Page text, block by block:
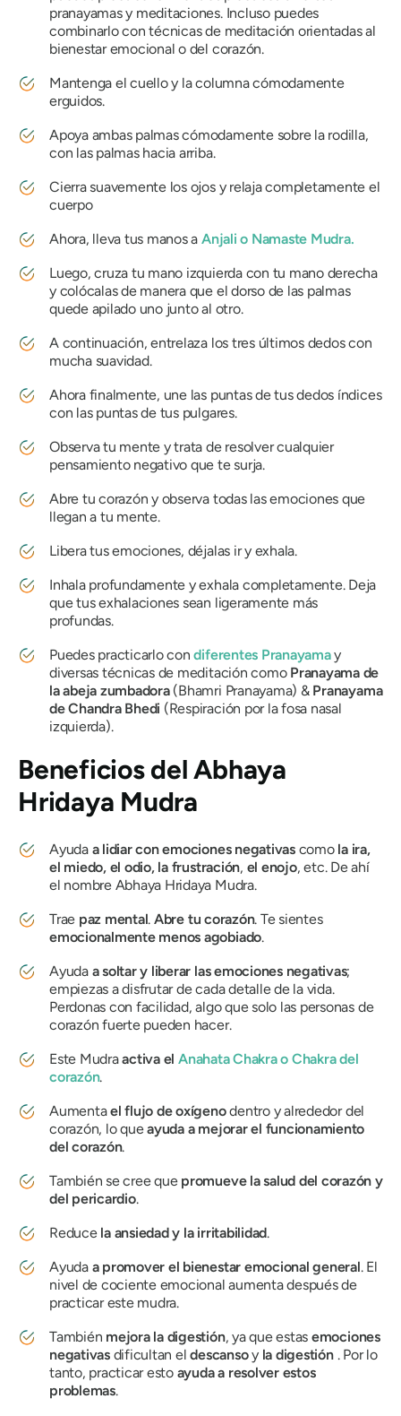
pranayamasy meditaciones. Incluso puedes
combinarlo con técnicas de meditación orientadas al
bienestar emocional o del corazón.
Mantenga el cuello y la columna cómodamente
erguidos.
Apoya ambas palmas cómodamente sobre la rodilla,
con las palmas hacia arriba.
Cierra suavemente los ojos y relaja completamente el
cuerpo
Ahora, lleva tus manos a Anjali o Namaste Mudra.
Luego, cruza tu mano izquierda con tu mano derecha
y colócalas de manera que el dorso de las palmas
quede apilado uno junto al otro.
A continuación, entrelaza los tres últimos dedos con
mucha suavidad.
Ahora finalmente, une las puntas de tus dedos índices
con las puntas de tus pulgares.
Observa tu mente y trata de resolver cualquier
pensamiento negativo que te surja.
Abre tu corazón y observa todas las emociones que
llegan a tu mente.
Libera tus emociones, déjalas ir y exhala.
Inhala profundamente y exhala completamente. Deja
que tus exhalaciones sean ligeramente más
profundas.
Puedes practicarlo condiferentes Pranayamay
diversas técnicas de meditación como Pranayamade
la abeja zumbadora(Bhamri Pranayama) & Pranayama
de Chandra Bhedi (Respiración por la fosa nasal
izquierda).
Beneficiosdel Abhaya
Hridaya Mudra
Ayuda a lidiar con emociones negativascomo la ira,
el miedo, el odio, la frustración, el enojo, etc. De ahí
el nombre Abhaya Hridaya Mudra.
Trae paz mental. Abre tu corazón. Te sientes
emocionalmente menos agobiado.
Ayuda a soltar y liberar las emociones negativas;
empiezas a disfrutar de cada detalle de la vida.
Perdonas con facilidad, algo que solo las personas de
corazón fuerte pueden hacer.
Este Mudraactiva el Anahata Chakrao Chakra del
corazón.
Aumentael flujo de oxígenodentro y alrededor del
corazón, lo queayuda a mejorar el funcionamiento
del corazón.
También se cree que promueve la salud del corazón y
del pericardio.
Reduce la ansiedad y la irritabilidad.
Ayuda a promover el bienestar emocional general. El
nivel de cociente emocional aumenta después de
practicar este mudra.
También mejora la digestión, ya que estas emociones
negativasdificultan eldescansoy la digestión. Por lo
tanto, practicar esto ayuda a resolver estos
problemas.